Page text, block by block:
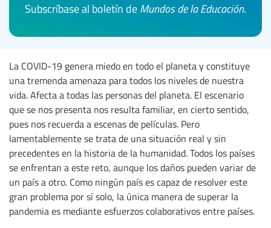
Subscríbase al boletín de Mundos de la Educación.
La COVID-19 genera miedo en todo el planeta y constituye
una tremenda amenaza para todos los niveles de nuestra
vida. Afecta a todas las personas del planeta. El escenario
que se nos presenta nos resulta familiar, en cierto sentido,
pues nos recuerda a escenas de películas. Pero
lamentablemente se trata de una situación real y sin
precedentes en la historia de la humanidad. Todos los países
se enfrentan a este reto, aunque los daños pueden variar de
un país a otro. Como ningún país es capaz de resolver este
gran problema por sí solo, la única manera de superar la
pandemia es mediante esfuerzos colaborativos entre países.